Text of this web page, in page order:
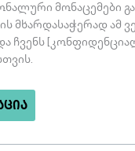
მონაცემები
მხარდასაჭერად ამ
ჩვენს